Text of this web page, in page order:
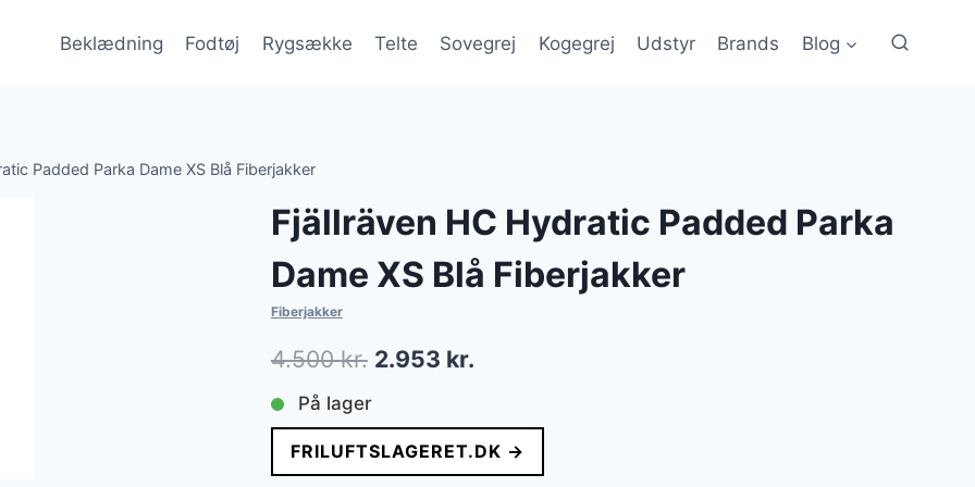
Beklædning Fodtøj Rygsække Telte Sovegrej Kogegrej Udstyr Brands Blog
Padded Parka Dame XS Blå Fiberjakker
Fjällräven HC Hydratic Padded Parka
Dame XS Blå Fiberjakker
Fiberjakker
4.500kr. Den
pris
var:
2.953 kr.Den
pris
er:
På lager
FRILUFTSLAGERET.DK →